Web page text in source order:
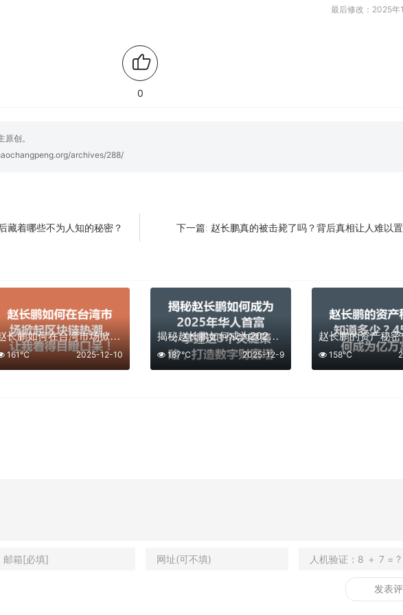
最后修改：2025年
0
创。
archives/288/
藏着哪些不为人知的秘密？ 下一篇: 赵长鹏真的被击毙了吗？背后真相让人难以置
赵长鹏如何在台湾市场掀起区块链热潮，让我看得目瞪口呆！
2025-12-10
161℃
揭秘赵长鹏如何成为2025年华人首富：掌握这3个关键策略，打造数字财富塔！
2025-12-9
187℃ 158℃